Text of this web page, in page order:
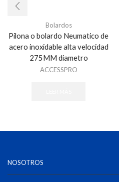
Bolardos
Pilona o bolardo Neumatico de
acero inoxidable alta velocidad
275MM diametro
ACCESSPRO
NOSOTROS